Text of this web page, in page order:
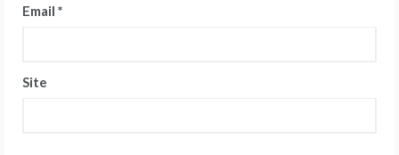
Email *
Site